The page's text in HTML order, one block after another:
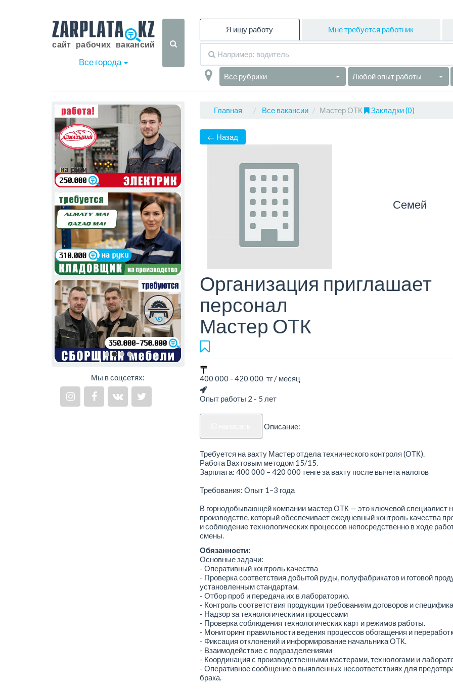
Все города
Я ищу работу Мне требуется работник
Все рубрики Любой опыт работы
Мы в соцсетях:
Главная Все вакансии Мастер ОТК Закладки (0)
← Назад
Семей
Организация приглашает
персонал
Мастер ОТК
400 000 - 420 000 тг / месяц
Опыт работы 2 - 5 лет
Описание:
Требуется на вахту Мастер отдела технического контроля (ОТК).
Работа Вахтовым методом 15/15.
Зарплата: 400 000 – 420 000 тенге за вахту после вычета налогов
Требования: Опыт 1–3 года
В горнодобывающей компании мастер ОТК — это ключевой специалист
производстве, который обеспечивает ежедневный контроль качества
и соблюдение технологических процессов непосредственно в ходе
смены.
Обязанности:
Основные задачи:
- Оперативный контроль качества
- Проверка соответствия добытой руды, полуфабрикатов и готовой
установленным стандартам.
- Отбор проб и передача их в лабораторию.
- Контроль соответствия продукции требованиям договоров и
- Надзор за технологическими процессами
- Проверка соблюдения технологических карт и режимов работы.
- Мониторинг правильности ведения процессов обогащения и
- Фиксация отклонений и информирование начальника ОТК.
- Взаимодействие с подразделениями
- Координация с производственными мастерами, технологами и
- Оперативное сообщение о выявленных несоответствиях для
брака.